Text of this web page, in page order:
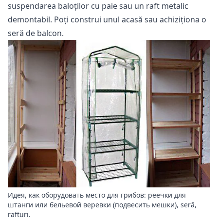
suspendarea baloților cu paie sau un raft metalic
demontabil. Poți construi unul acasă sau achiziționa o
seră de balcon.
Идея, как оборудовать место для грибов: реечки для
штанги или бельевой веревки (подвесить мешки), seră,
rafturi.